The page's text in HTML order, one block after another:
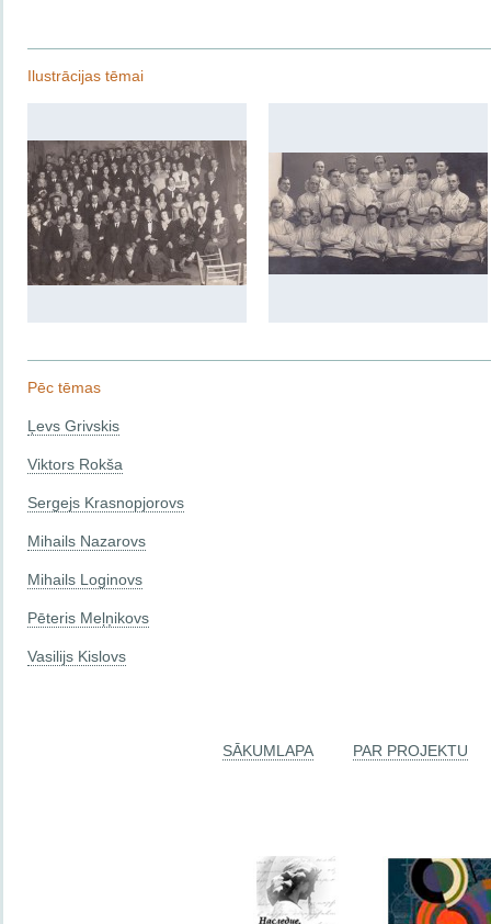
Ilustrācijas tēmai
Pēc tēmas
Ļevs Grivskis
Viktors Rokša
Sergejs Krasnopjorovs
Mihails Nazarovs
Mihails Loginovs
Pēteris Meļņikovs
Vasilijs Kislovs
SĀKUMLAPA PAR PROJEKTU